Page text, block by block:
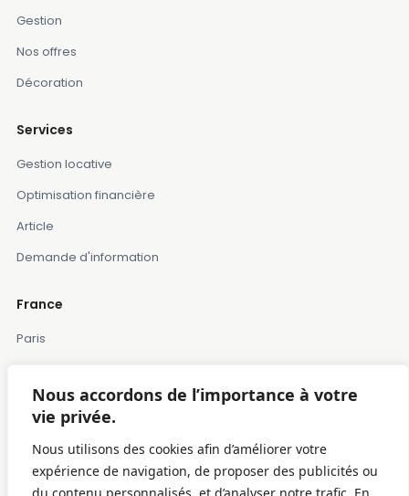
Nous accordons de l’importance à votre
vie privée.
Nous utilisons des cookies afin d’améliorer votre
expérience de navigation, de proposer des publicités ou
Gestion
Nos offres
Décoration
Services
Gestion locative
Optimisation financière
Article
Demande d'information
France
Paris
Lille
Montpellier
Bordeaux